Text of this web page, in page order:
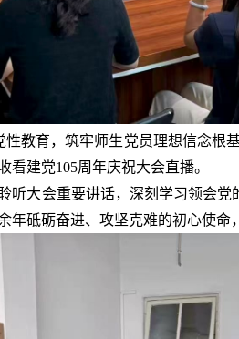
教育，筑牢师生党员理想信念根基
看建党105周年庆祝大会直播。
听大会重要讲话，深刻学习领会
砥砺奋进、攻坚克难的初心使命